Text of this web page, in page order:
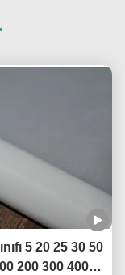
5 20 25 30 50
200 300 400